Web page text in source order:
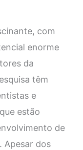
com
enorme
da
têm
e
estão
de
Apesar dos